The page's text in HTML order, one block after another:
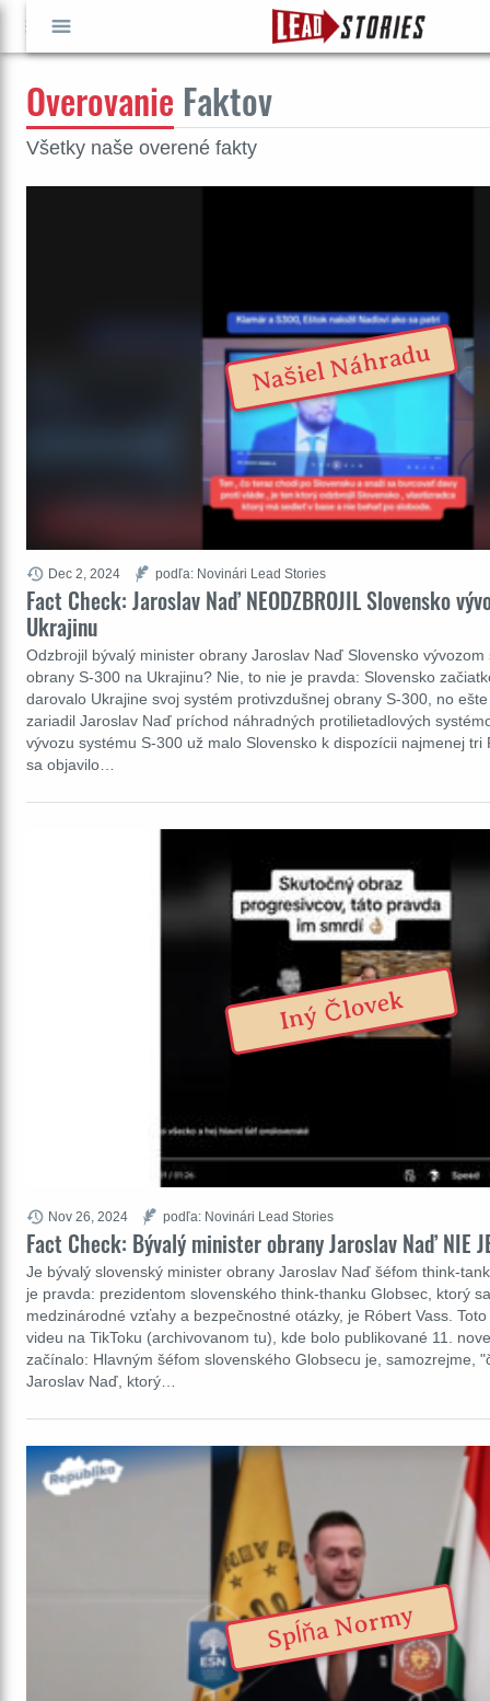
Overovanie Faktov
Všetky naše overené fakty
Fact Check: Jaroslav Naď NEODZBROJIL Slovensko
Ukrajinu
Odzbrojil bývalý minister obrany Jaroslav Naď Slovensko
obrany S-300 na Ukrajinu? Nie, to nie je pravda: Slovensko
darovalo Ukrajine svoj systém protivzdušnej obrany S-300, no
zariadil Jaroslav Naď príchod náhradných protilietadlových
vývozu systému S-300 už malo Slovensko k dispozícii najmenej tri
sa objavilo…
Dec 2, 2024 podľa: Novinári Lead Stories
Našiel Náhradu
Fact Check: Bývalý minister obrany Jaroslav Naď NIE
Je bývalý slovenský minister obrany Jaroslav Naď šéfom think-
je pravda: prezidentom slovenského think-thanku Globsec, ktorý
medzinárodné vzťahy a bezpečnostné otázky, je Róbert Vass.
videu na TikToku (archivovanom tu), kde bolo publikované 11.
začínalo: Hlavným šéfom slovenského Globsecu je, samozrejme,
Jaroslav Naď, ktorý…
Nov 26, 2024 podľa: Novinári Lead Stories
Iný Človek
Spĺňa Normy
GO
ÍSŤ